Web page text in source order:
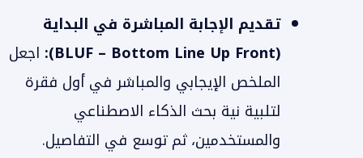
تقديم الإجابة المباشرة في البداية
(BLUF – Bottom Line Up Front):
اجعل
الملخص الإيجابي والمباشر في أول فقرة
لتلبية نية بحث الذكاء الاصطناعي
والمستخدمين، ثم توسع في التفاصيل.